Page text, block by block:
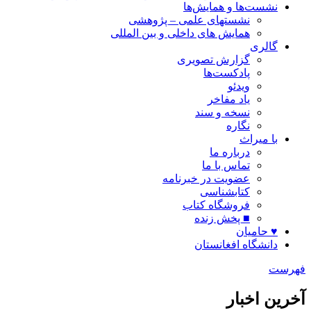
نشست‌ها و همایش‌ها
نشستهای علمی – پژوهشی
همایش های داخلی و بین المللی
گالری
گزارش تصویری
پادکست‌ها
ویدئو
یاد مفاخر
نسخه و سند
نگاره
با میراث
درباره ما
تماس با ما
عضویت در خبرنامه
کتابشناسی
فروشگاه کتاب
■ پخش زنده
♥ حامیان
دانشگاه افغانستان
فهرست
آخرین اخبار